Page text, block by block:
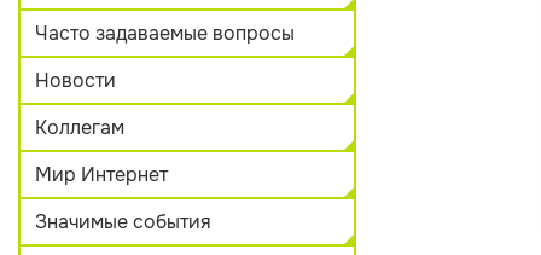
Часто задаваемые вопросы
Новости
Коллегам
Мир Интернет
Значимые события